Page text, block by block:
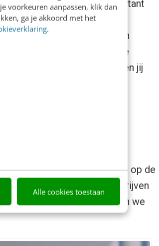
voorkeuren aanpassen, klik dan
ga je akkoord met het
.
Alle cookies toestaan
vervolgens wil een sollicitant
vacatures vindt de
arbeidsvoorwaarden. Een
. Een goede
wat we de wereld bieden en jij
de missie en visie. Bij het
op aarde? Of om het op de
sterke voorbeelden van bedrijven
zijn we van, daar hebben we